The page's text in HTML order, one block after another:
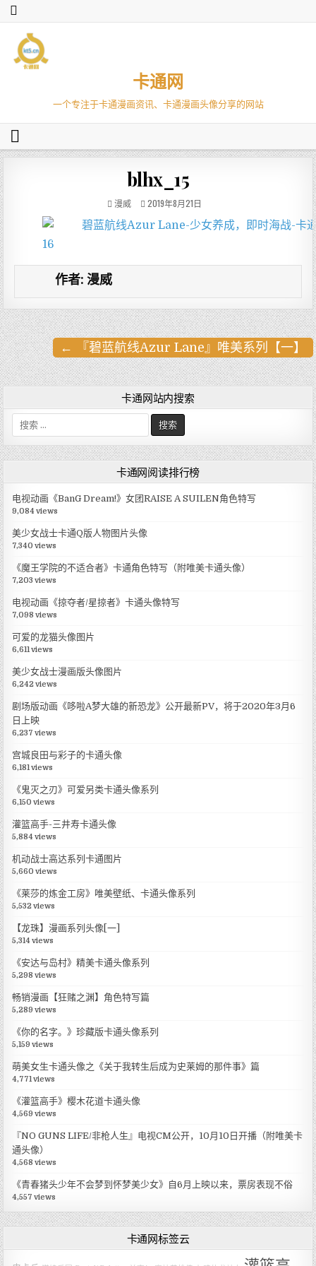
卡通网
一个专注于卡通漫画资讯、卡通漫画头像分享的网站
blhx_15
漫威 2019年8月21日
作者: 漫威
文
章
航
← 『碧蓝航线Azur Lane』唯美系列【一】
卡通网站内搜索
搜
索
:
卡通网阅读排行榜
电视动画《BanG Dream!》女团RAISE A SUILEN角色特写
9,084 views
美少女战士卡通Q版人物图片头像
7,340 views
《魔王学院的不适合者》卡通角色特写（附唯美卡通头像）
7,203 views
电视动画《掠夺者/星掠者》卡通头像特写
7,098 views
可爱的龙猫头像图片
6,611 views
美少女战士漫画版头像图片
6,242 views
剧场版动画《哆啦A梦大雄的新恐龙》公开最新PV，将于2020年3月6
日上映
6,237 views
宫城良田与彩子的卡通头像
6,181 views
《鬼灭之刃》可爱另类卡通头像系列
6,150 views
灌篮高手-三井寿卡通头像
5,884 views
机动战士高达系列卡通图片
5,660 views
《莱莎的炼金工房》唯美壁纸、卡通头像系列
5,532 views
【龙珠】漫画系列头像[一]
5,314 views
《安达与岛村》精美卡通头像系列
5,298 views
畅销漫画【狂赌之渊】角色特写篇
5,289 views
《你的名字。》珍藏版卡通头像系列
5,159 views
萌美女生卡通头像之《关于我转生后成为史莱姆的那件事》篇
4,771 views
《灌篮高手》樱木花道卡通头像
4,569 views
『NO GUNS LIFE/非枪人生』电视CM公开，10月10日开播（附唯美卡
通头像）
4,568 views
《青春猪头少年不会梦到怀梦美少女》自6月上映以来，票房表现不俗
4,557 views
卡通网标签云